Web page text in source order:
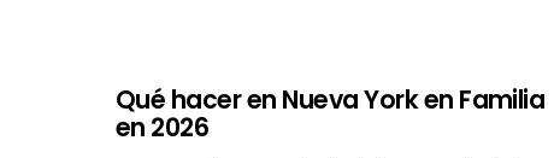
Qué hacer en Nueva York en Familia
en 2026